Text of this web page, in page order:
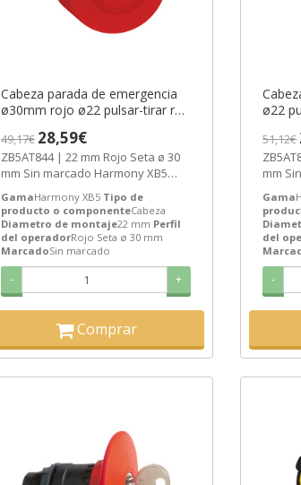
Cabeza parada de emergencia
ø30mm rojo ø22 pulsar-tirar ref.
[PLAZO 3-6 SEMANAS]
49,17€ 28,59€
ZB5AT844 | 22 mm Rojo Seta ø 30
mm Sin marcado Harmony XB5
GamaHarmony XB5 Tipo de
producto o componenteCabeza
Diametro de montaje22 mm Perfil
del operadorRojo Seta ø 30 mm
MarcadoSin marcado
- +
Comprar
ø22
51,12€
mm
Gama
del
-